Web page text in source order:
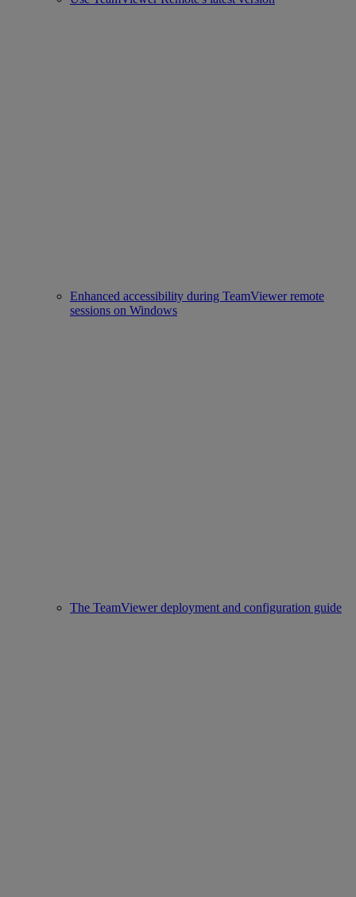
Enhanced accessibility during TeamViewer remote
sessions on Windows
The TeamViewer deployment and configuration guide